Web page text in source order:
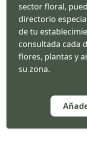
sector floral,
directorio
de tu
consultada cada
flores, plantas y
su zona.